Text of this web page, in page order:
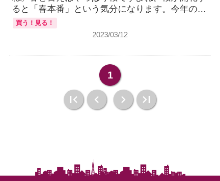
ると「春本番」という気分になります。今年の…
買う！見る！
2023/03/12
1